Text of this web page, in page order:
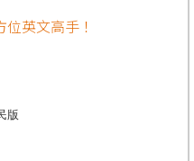
英文高手！
版